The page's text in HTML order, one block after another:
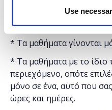
Use
Ελλάς"και η
είναι δωρεάν.
* Τα μαθήματα γίνονται
* Τα μαθήματα με το ίδιο
περιεχόμενο, οπότε
μόνο σε ένα, αυτό που
ώρες και ημέρες.